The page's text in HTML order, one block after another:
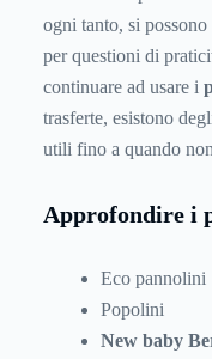
ogni tanto, si
per questioni di
continuare ad usare i
trasferte, esistono
utili fino a quando
Approfondire i
Eco pannolini
Popolini
New baby